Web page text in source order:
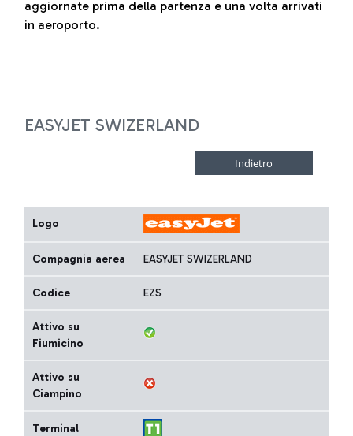
aggiornate prima della partenza e una volta arrivati
in aeroporto.
EASYJET SWIZERLAND
Logo
Compagnia aerea EASYJET SWIZERLAND
Codice EZS
Attivo su
Fiumicino
Attivo su
Ciampino
Terminal